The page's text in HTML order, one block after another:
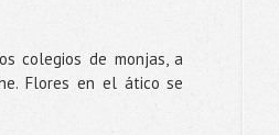
colegios de monjas, a
Flores en el ático se